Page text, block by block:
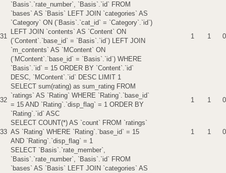
31
`Basis`.`rate_number`, `Basis`.`id` FROM
`bases` AS `Basis` LEFT JOIN `categories` AS
`Category` ON (`Basis`.`cat_id` = `Category`.`id`)
LEFT JOIN `contents` AS `Content` ON
(`Content`.`base_id` = `Basis`.`id`) LEFT JOIN
`m_contents` AS `MContent` ON
(`MContent`.`base_id` = `Basis`.`id`) WHERE
`Basis`.`id` = 15 ORDER BY `Content`.`id`
DESC, `MContent`.`id` DESC LIMIT 1
1 1 0
32
SELECT sum(rating) as sum_rating FROM
`ratings` AS `Rating` WHERE `Rating`.`base_id`
= 15 AND `Rating`.`disp_flag` = 1 ORDER BY
`Rating`.`id` ASC
1 1 0
33
SELECT COUNT(*) AS `count` FROM `ratings`
AS `Rating` WHERE `Rating`.`base_id` = 15
AND `Rating`.`disp_flag` = 1
1 1 0
SELECT `Basis`.`rate_member`,
`Basis`.`rate_number`, `Basis`.`id` FROM
`bases` AS `Basis` LEFT JOIN `categories` AS